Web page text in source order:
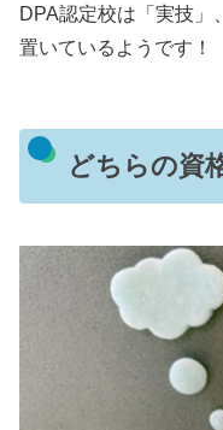
DPA認定校は「実技」
置いているようです！
どちらの資